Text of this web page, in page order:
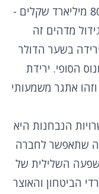
החברה, שוויה מוערך כיום בין 60 ל-80 מיליארד שקלים -
מהערכת השווי מ-2021. גידול מדהים זה
בשער הדולר
הסופי. ירידת
פגעה בשווי החברה בכ-10%, וזהו אתגר משמעותי
הנבחנות היא
שתאפשר לחברה
השלילית של
הביטחון והאוצר